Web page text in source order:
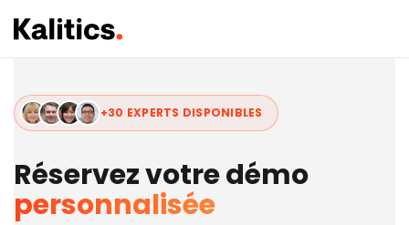
+30 EXPERTS DISPONIBLES
Réservez votre démo
personnalisée